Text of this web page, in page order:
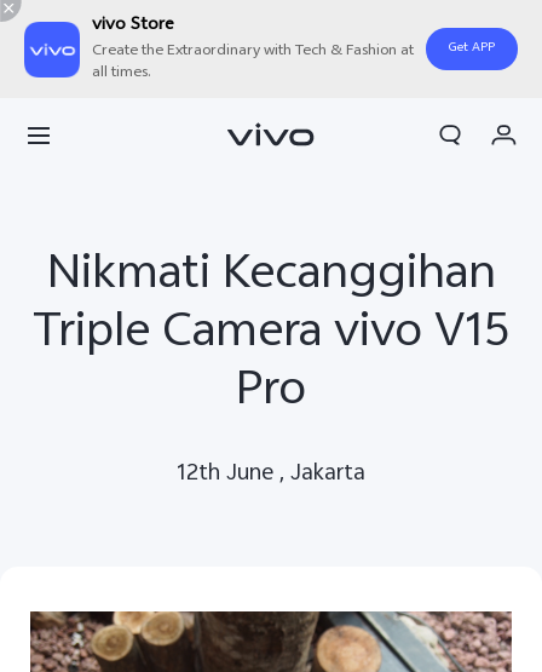
vivo Store
Create the Extraordinary with Tech & Fashion at
all times.
Get APP
Akun Saya
Nikmati Kecanggihan
Triple Camera vivo V15
Pro
12th June , Jakarta